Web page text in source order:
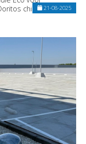
chips 21-08-2025